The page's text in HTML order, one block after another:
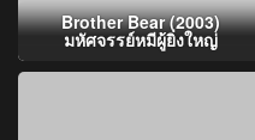
Brother Bear (2003)
มหัศจรรย์หมีผู้ยิ่งใหญ่